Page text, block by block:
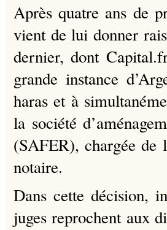
Après quatre ans de
vient de lui donner
dernier, dont
grande instance
haras et à
la société
(SAFER), chargée de
notaire.
Dans cette décision,
juges reprochent aux